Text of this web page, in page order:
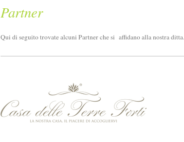
Partner
Qui di seguito trovate alcuni Partner che si affidano alla nostra